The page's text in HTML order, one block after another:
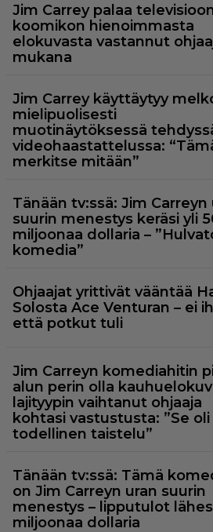
Jim Carrey palaa
koomikon hienoimmasta
elokuvasta vastannut
mukana
Jim Carrey käyttäytyy
mielipuolisesti
muotinäytöksessä
videohaastattelussa:
merkitse mitään”
Tänään tv:ssä: Jim Carreyn
suurin menestys keräsi yli
miljoonaa dollaria –
komedia”
Ohjaajat yrittivät vääntää
Solosta Ace Venturan – ei
että potkut tuli
Jim Carreyn komediahitin
alun perin olla
lajityypin vaihtanut ohjaaja
kohtasi vastustusta: ”Se oli
todellinen taistelu”
Tänään tv:ssä: Tämä
on Jim Carreyn uran suurin
menestys – lipputulot
miljoonaa dollaria